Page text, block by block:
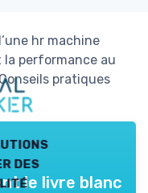
hr machine
performance au
pratiques
des
le livre blanc